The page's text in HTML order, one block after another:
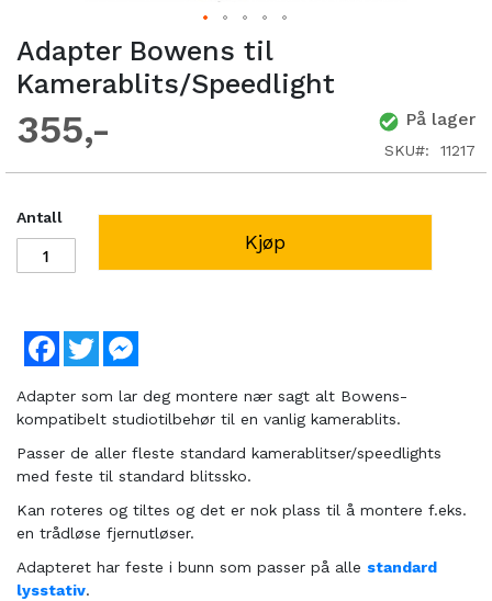
Adapter Bowens til
Kamerablits/Speedlight
355 På lager
SKU 11217
Antall
Kjøp
Facebook
Twitter
Adapter som lar deg montere nær sagt alt Bowens-
kompatibelt studiotilbehør til en vanlig kamerablits.
Passer de aller fleste standard kamerablitser/speedlights
med feste til standard blitssko.
Kan roteres og tiltes og det er nok plass til å montere f.eks.
en trådløse fjernutløser.
Adapteret har feste i bunn som passer på alle standard
lysstativ.